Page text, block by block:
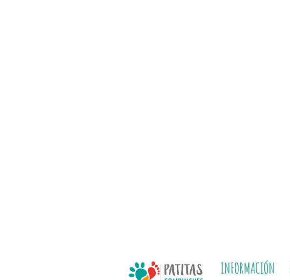
INFORMACIÓN